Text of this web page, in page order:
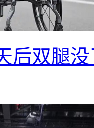
后双腿